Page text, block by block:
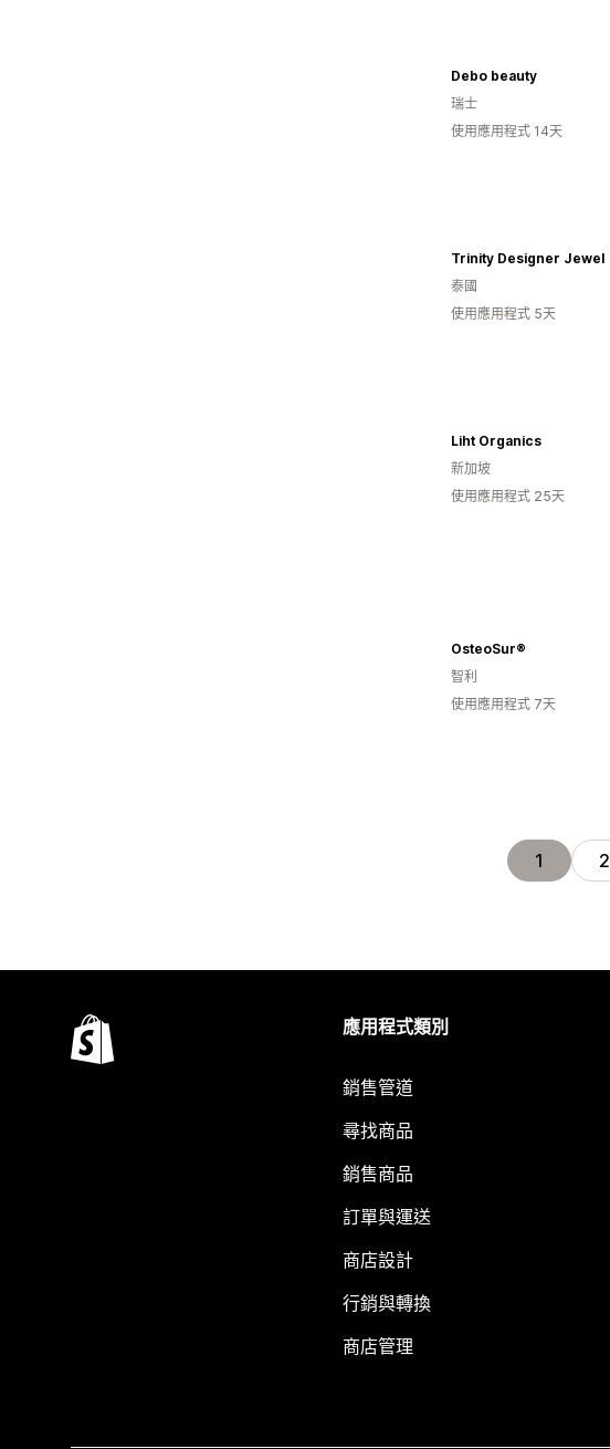
Debo beauty
瑞士
使用應用程式 14天
Trinity Designer Jewel
泰國
使用應用程式 5天
Liht Organics
新加坡
使用應用程式 25天
OsteoSur®
智利
使用應用程式 7天
1 2
應用程式類別
銷售管道
尋找商品
銷售商品
訂單與運送
商店設計
行銷與轉換
商店管理